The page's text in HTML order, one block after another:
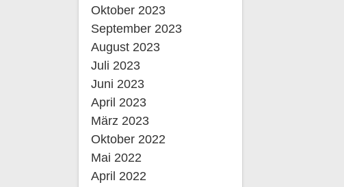
Oktober 2023
September 2023
August 2023
Juli 2023
Juni 2023
April 2023
März 2023
Oktober 2022
Mai 2022
April 2022